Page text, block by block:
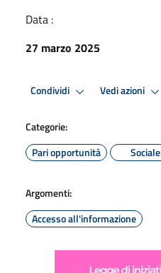
Data :
27 marzo 2025
Condividi Vedi azioni
Categorie:
Pari opportunità
Sociale
Argomenti:
Accesso all'informazione